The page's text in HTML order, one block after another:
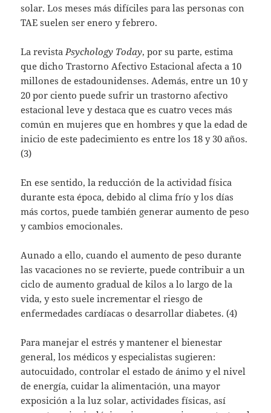
solar. Los meses más difíciles para las personas con
TAE suelen ser enero y febrero.
La revista Psychology Today, por su parte, estima
que dicho Trastorno Afectivo Estacional afecta a 10
millones de estadounidenses. Además, entre un 10 y
20 por ciento puede sufrir un trastorno afectivo
estacional leve y destaca que es cuatro veces más
común en mujeres que en hombres y que la edad de
inicio de este padecimiento es entre los 18 y 30 años.
(3)
En ese sentido, la reducción de la actividad física
durante esta época, debido al clima frío y los días
más cortos, puede también generar aumento de peso
y cambios emocionales.
Aunado a ello, cuando el aumento de peso durante
las vacaciones no se revierte, puede contribuir a un
ciclo de aumento gradual de kilos a lo largo de la
vida, y esto suele incrementar el riesgo de
enfermedades cardíacas o desarrollar diabetes. (4)
Para manejar el estrés y mantener el bienestar
general, los médicos y especialistas sugieren:
autocuidado, controlar el estado de ánimo y el nivel
de energía, cuidar la alimentación, una mayor
exposición a la luz solar, actividades físicas, así